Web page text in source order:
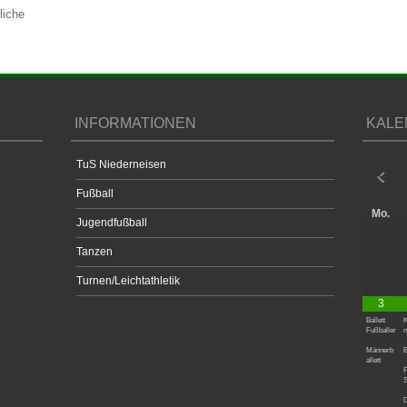
INFORMATIONEN
TuS Niederneisen
Fußball
Jugendfußball
Tanzen
Turnen/Leichtathletik
Mo.
3
Ballett
Fußballer
Männerb
allett